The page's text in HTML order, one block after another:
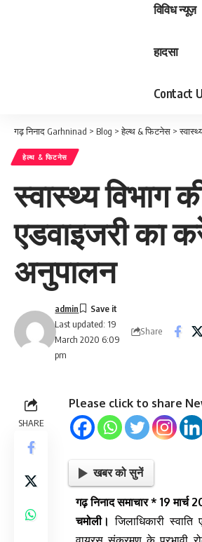
विविध न्यूज़
हादसा
Contact
गढ़ निनाद Garhninad > Blog >हेल्थ & फिटनेस >स्वास्थ्य
हेल्थ & फिटनेस
स्वास्थ्य विभाग
एडवाइजरी का
अनुपालन
Last updated: 19
March 2020 6:09
pm
admin
Share
SHARE
Please click to share
खबर को सुनें
गढ़ निनाद समाचार * 19 मार्च
चमोली।जिलाधिकारी स्वाति